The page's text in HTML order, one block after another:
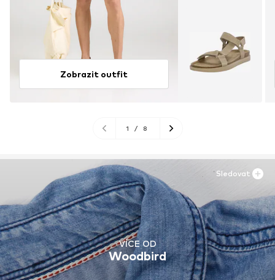
Zobrazit outfit
1 / 8
VÍCE OD
Woodbird
Sledovat